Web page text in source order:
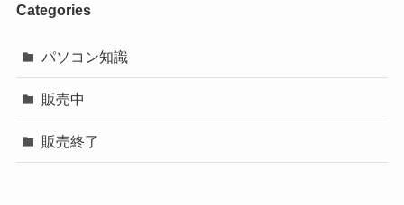
Categories
パソコン知識
販売中
販売終了